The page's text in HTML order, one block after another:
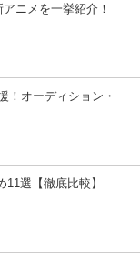
ニメを一挙紹介！
！オーディション・
選【徹底比較】